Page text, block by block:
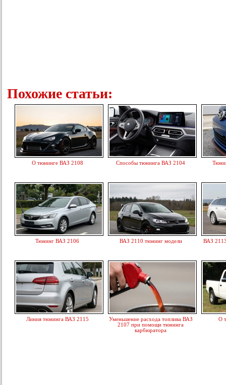
Похожие статьи:
О тюнинге ВАЗ 2108 Способы тюнинга ВАЗ 2104
Тюнинг ВАЗ 2106 ВАЗ 2110 тюнинг модели ВАЗ
Линия тюнинга ВАЗ 2115
Уменьшение расхода топлива ВАЗ
2107 при помощи тюнинга
карбюратора
О